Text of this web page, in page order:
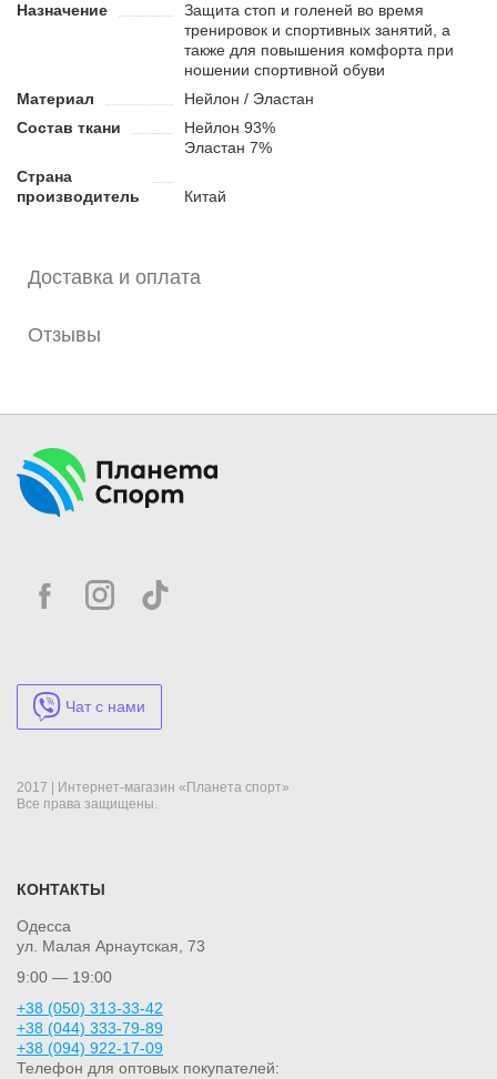
Изготовлены из лёгкой воздухопроницаемой ткани,
которая обеспечивает сухость и комфорт.
Назначение
Защита стоп и голеней во время
тренировок и спортивных занятий, а
также для повышения комфорта при
ношении спортивной обуви
Материал
Нейлон / Эластан
Состав ткани
Нейлон 93%
Эластан 7%
Страна
производитель
Китай
Доставка и оплата
Отзывы
Чат с нами
2017 | Интернет-магазин «Планета спорт»
Все права защищены.
КОНТАКТЫ
Одесса
ул. Малая Арнаутская, 73
9:00 — 19:00
+38 (050) 313-33-42
+38 (044) 333-79-89
+38 (094) 922-17-09
Телефон для оптовых покупателей: